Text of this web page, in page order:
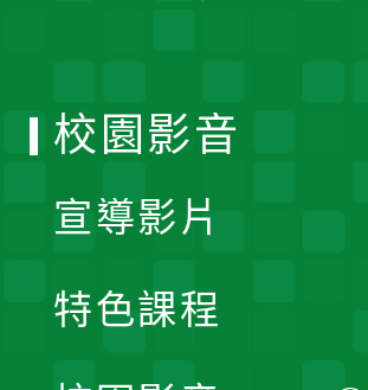
校園影音
宣導影片
特色課程